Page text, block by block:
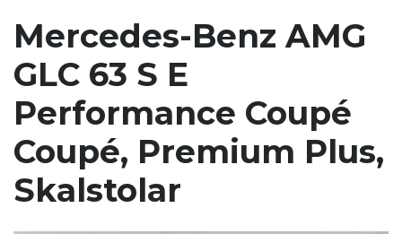
Mercedes-Benz AMG
GLC 63 S E
Performance Coupé
Coupé, Premium Plus,
Skalstolar